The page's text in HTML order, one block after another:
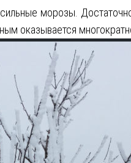
сильные морозы.
оказывается